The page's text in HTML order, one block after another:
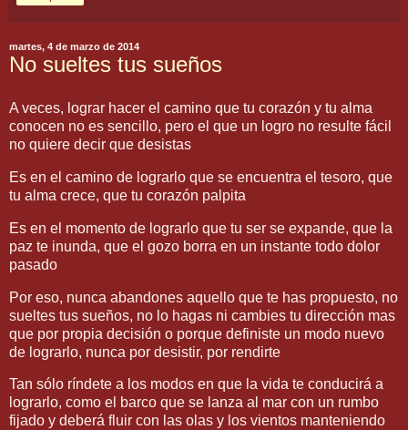
martes, 4 de marzo de 2014
No sueltes tus sueños
A veces, lograr hacer el camino que tu corazón y tu alma
conocen no es sencillo, pero el que un logro no resulte fácil
no quiere decir que desistas
Es en el camino de lograrlo que se encuentra el tesoro, que
tu alma crece, que tu corazón palpita
Es en el momento de lograrlo que tu ser se expande, que la
paz te inunda, que el gozo borra en un instante todo dolor
pasado
Por eso, nunca abandones aquello que te has propuesto, no
sueltes tus sueños, no lo hagas ni cambies tu dirección mas
que por propia decisión o porque definiste un modo nuevo
de lograrlo, nunca por desistir, por rendirte
Tan sólo ríndete a los modos en que la vida te conducirá a
lograrlo, como el barco que se lanza al mar con un rumbo
fijado y deberá fluir con las olas y los vientos manteniendo